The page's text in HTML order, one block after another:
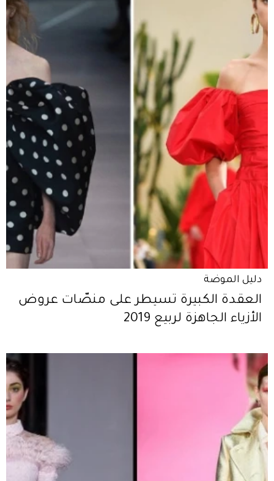
دليل الموضة
العقدة الكبيرة تسيطر على منصّات عروض
الأزياء الجاهزة لربيع 2019